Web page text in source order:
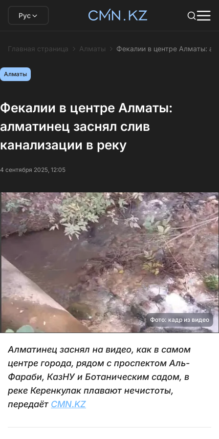
Рус
Главная страница Алматы Фекалии в центре Алматы:
Алматы
Фекалии в центре Алматы:
алматинец заснял слив
канализации в реку
4 сентября 2025, 12:05
Фото: кадр из видео
Алматинец заснял на видео, как в самом
центре города, рядом с проспектом Аль-
Фараби, КазНУ и Ботаническим садом, в
реке Керенкулак плавают нечистоты,
передаёт CMN.KZ